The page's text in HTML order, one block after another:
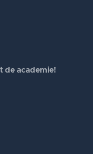
de academie!